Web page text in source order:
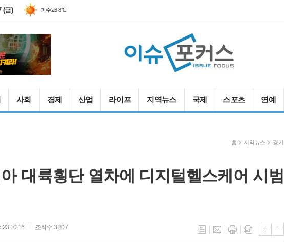
(금) 파주26.8℃
사회 경제 산업 라이프 지역뉴스 국제 스포츠 연예
홈 지역뉴스 경기
대륙횡단 열차에 디지털헬스케어 시범
10:16 조회수 3,807